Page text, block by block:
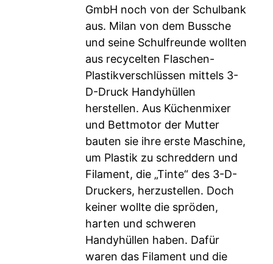
GmbH noch von der Schulbank
aus. Milan von dem Bussche
und seine Schulfreunde wollten
aus recycelten Flaschen-
Plastikverschlüssen mittels 3-
D-Druck Handyhüllen
herstellen. Aus Küchenmixer
und Bettmotor der Mutter
bauten sie ihre erste Maschine,
um Plastik zu schreddern und
Filament, die „Tinte“ des 3-D-
Druckers, herzustellen. Doch
keiner wollte die spröden,
harten und schweren
Handyhüllen haben. Dafür
waren das Filament und die